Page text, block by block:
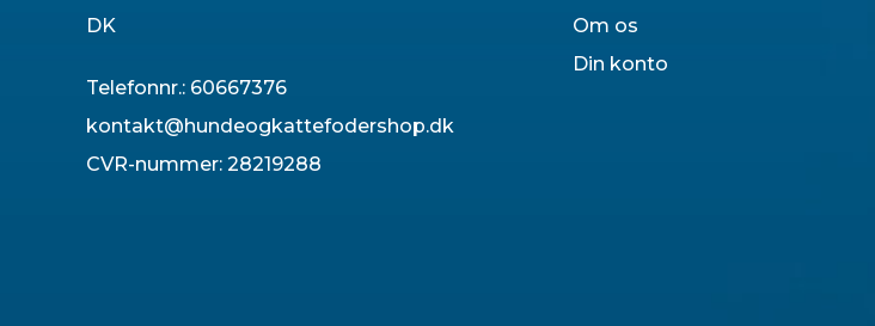
DK
Telefonnr.: 60667376
kontakt@hundeogkattefodershop.dk
CVR-nummer: 28219288
Om os
Din konto